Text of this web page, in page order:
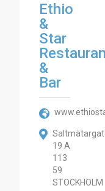
Ethio
&
Star
&
Bar
19 A
113
59
STOCKHOLM